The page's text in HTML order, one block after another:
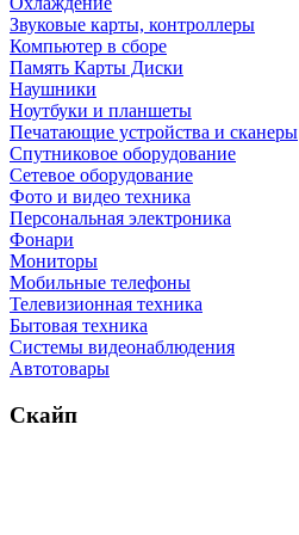
Звуковые карты, контроллеры
Компьютер в сборе
Память Карты Диски
Наушники
Ноутбуки и планшеты
Печатающие устройства и сканеры
Спутниковое оборудование
Сетевое оборудование
Фото и видео техника
Персональная электроника
Фонари
Мониторы
Мобильные телефоны
Телевизионная техника
Бытовая техника
Cистемы видеонаблюдения
Автотовары
Скайп